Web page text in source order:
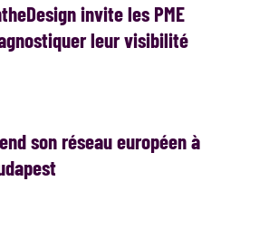
invite les PME
leur visibilité
son réseau européen à